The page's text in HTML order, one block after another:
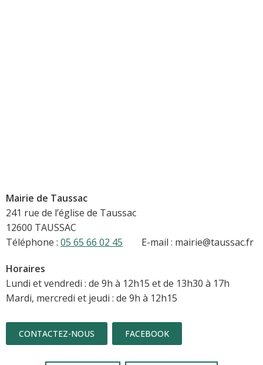
Mairie de Taussac
241 rue de l’église de Taussac
12600 TAUSSAC
Téléphone : 05 65 66 02 45 E-mail : mairie@taussac.fr
Horaires
Lundi et vendredi : de 9h à 12h15 et de 13h30 à 17h
Mardi, mercredi et jeudi : de 9h à 12h15
CONTACTEZ-NOUS FACEBOOK